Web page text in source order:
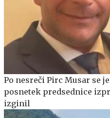
Po nesreči Pirc Musar se
posnetek predsednice
izginil